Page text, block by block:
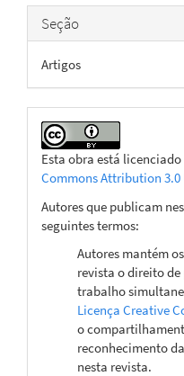
Seção
Artigos
Esta obra está
Commons Attribution 3.0
Autores que publicam
seguintes termos:
Autores mantém
revista o direito
trabalho
Licença Creative
o
reconhecimento
nesta revista.